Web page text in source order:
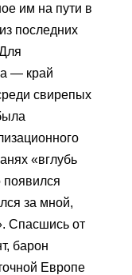
им на пути в
последних
— край
свирепых
«вглубь
появился
за мной,
Спасшись от
барон
Европе